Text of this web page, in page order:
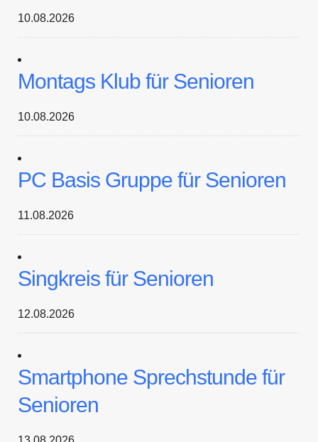
10.08.2026
Montags Klub für Senioren
10.08.2026
PC Basis Gruppe für Senioren
11.08.2026
Singkreis für Senioren
12.08.2026
Smartphone Sprechstunde für
Senioren